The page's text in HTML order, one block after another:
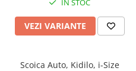
IN STOC
VEZI VARIANTE
Scoica Auto, Kidilo, i-Size